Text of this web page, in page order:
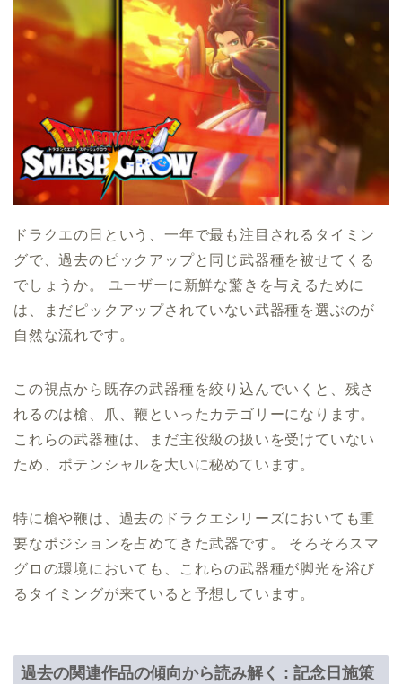
ドラクエの日という、一年で最も注目されるタイミン
グで、過去のピックアップと同じ武器種を被せてくる
でしょうか。 ユーザーに新鮮な驚きを与えるために
は、まだピックアップされていない武器種を選ぶのが
自然な流れです。
この視点から既存の武器種を絞り込んでいくと、残さ
れるのは槍、爪、鞭といったカテゴリーになります。
これらの武器種は、まだ主役級の扱いを受けていない
ため、ポテンシャルを大いに秘めています。
特に槍や鞭は、過去のドラクエシリーズにおいても重
要なポジションを占めてきた武器です。 そろそろスマ
グロの環境においても、これらの武器種が脚光を浴び
るタイミングが来ていると予想しています。
過去の関連作品の傾向から読み解く : 記念日施策